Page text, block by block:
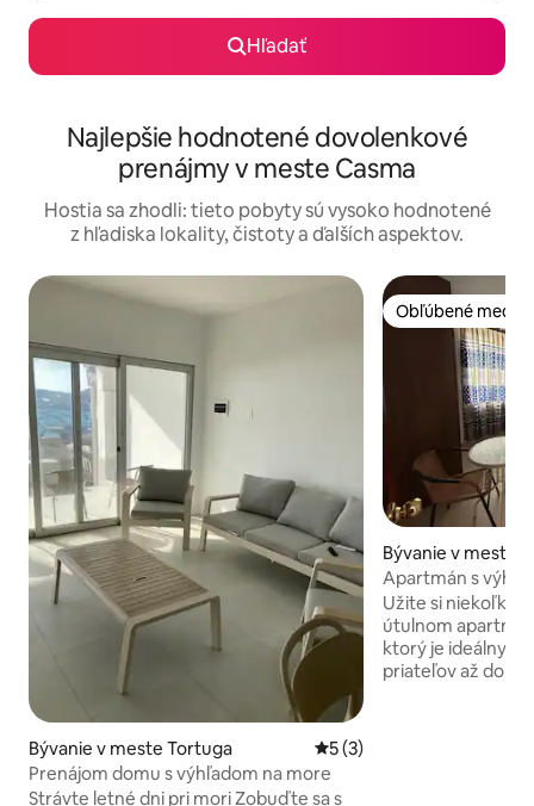
Hľadať
Najlepšie hodnotené dovolenkové
prenájmy v meste Casma
Hostia sa zhodli: tieto pobyty sú vysoko hodnotené
z hľadiska lokality, čistoty a ďalších aspektov.
Bývanie v meste Tortuga Priemerné ohodnotenie 5
5 (3)
Prenájom domu s výhľadom na more
Strávte letné dni pri mori Zobuďte sa s
Obľúbené medzi
Obľúbené medzi
Bývanie v meste
Apartmán s
de Tortugas
Užite si niekoľko
útulnom
ktorý je ideálny
priateľov až do 4